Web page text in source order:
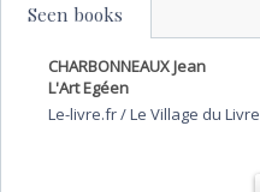
Seen books
CHARBONNEAUX Jean
L'Art Egéen
Le-livre.fr / Le Village du Livre